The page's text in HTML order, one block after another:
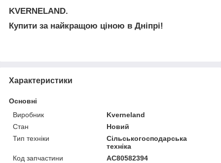
KVERNELAND.
Купити за найкращою ціною в Дніпрі!
Характеристики
Основні
Виробник
Kverneland
Стан
Новий
Тип техніки
Сільськогосподарська
техніка
Код запчастини
AC80582394